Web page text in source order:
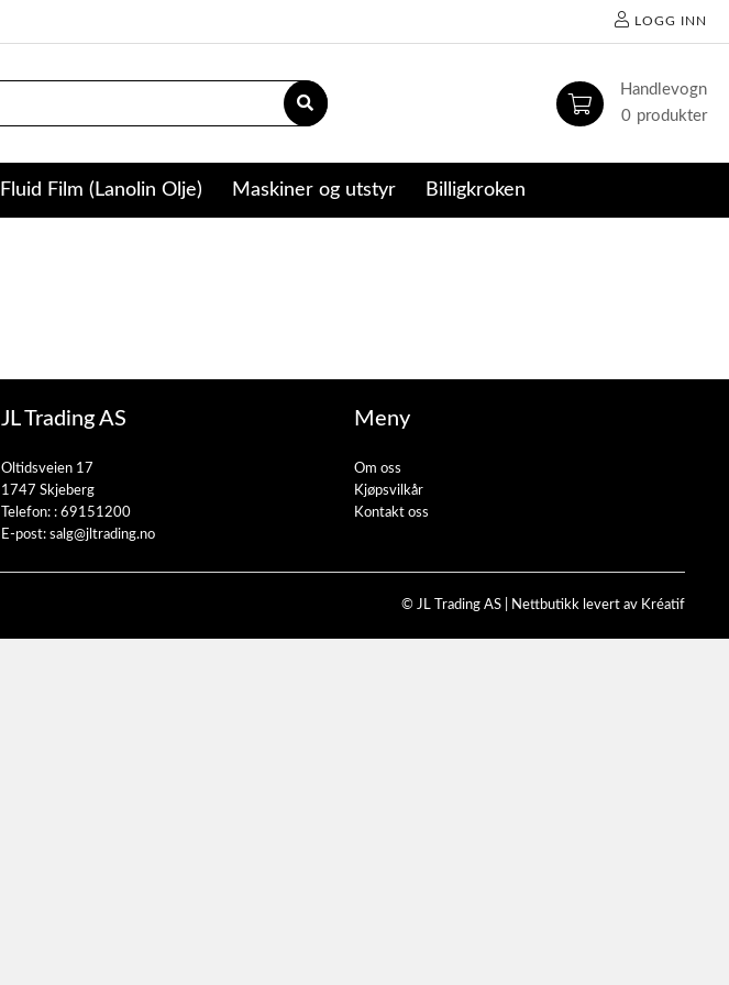
LOGG INN
0
Fluid Film (Lanolin Olje) Maskiner og utstyr Billigkroken
JL Trading AS
Oltidsveien 17
1747 Skjeberg
Telefon: : 69151200
E-post: salg@jltrading.no
Meny
Om oss
Kjøpsvilkår
Kontakt oss
© JL Trading AS | Nettbutikk levert av Kréatif